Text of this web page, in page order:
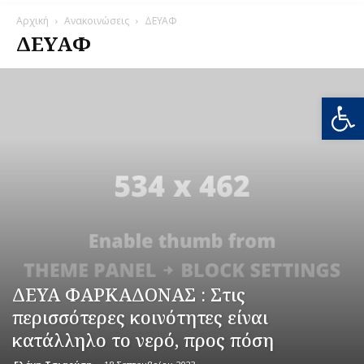
Αρχική Ανακοινώσεις ΔΕΥΑΦ
ΔΕΥΑΦ
ΔΕΥΑ ΦΑΡΚΑΔΟΝΑΣ : Στις
περισσότερες κοινότητες είναι
κατάλληλο το νερό, προς πόση